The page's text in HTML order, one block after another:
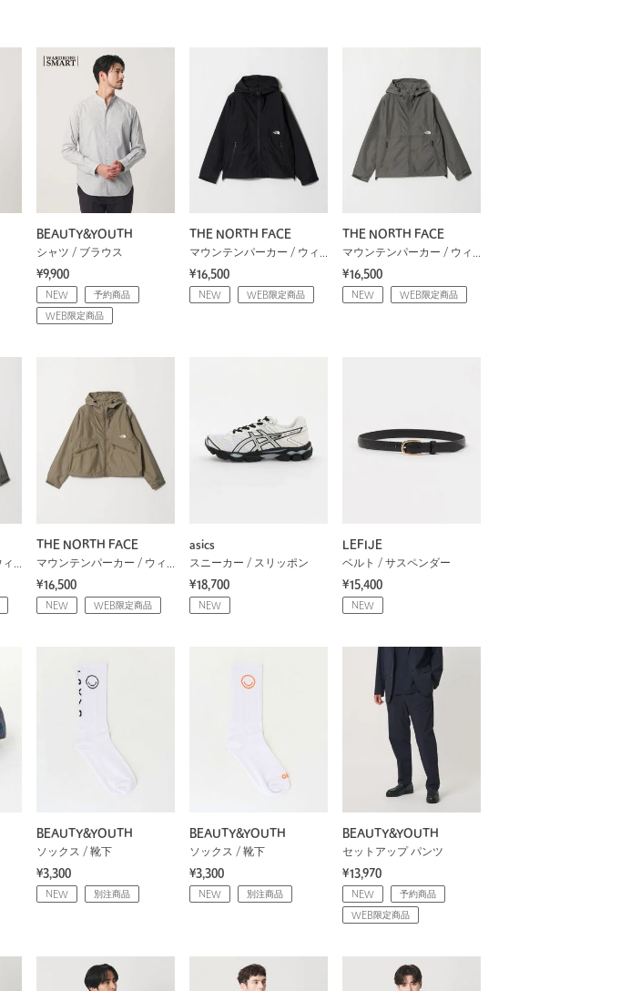
BEAUTY&YOUTH
シャツ / ブラウス
¥9,900
NEW 予約商品
WEB限定商品
THE NORTH FACE
マウンテンパーカー / ウィンドブレーカー
¥16,500
NEW WEB限定商品
THE NORTH FACE
マウンテンパーカー / ウィンドブレーカー
¥16,500
NEW WEB限定商品
マウンテンパーカー / ウィンドブレーカー
THE NORTH FACE
マウンテンパーカー / ウィンドブレーカー
¥16,500
NEW WEB限定商品
asics
スニーカー / スリッポン
¥18,700
NEW
LEFIJE
ベルト / サスペンダー
¥15,400
NEW
BEAUTY&YOUTH
ソックス / 靴下
¥3,300
NEW 別注商品
BEAUTY&YOUTH
ソックス / 靴下
¥3,300
NEW 別注商品
BEAUTY&YOUTH
セットアップ パンツ
¥13,970
NEW 予約商品
WEB限定商品